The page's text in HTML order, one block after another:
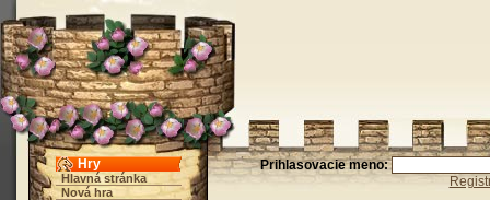
Hry
Hlavná stránka
Nová hra
Prihlasovacie meno: